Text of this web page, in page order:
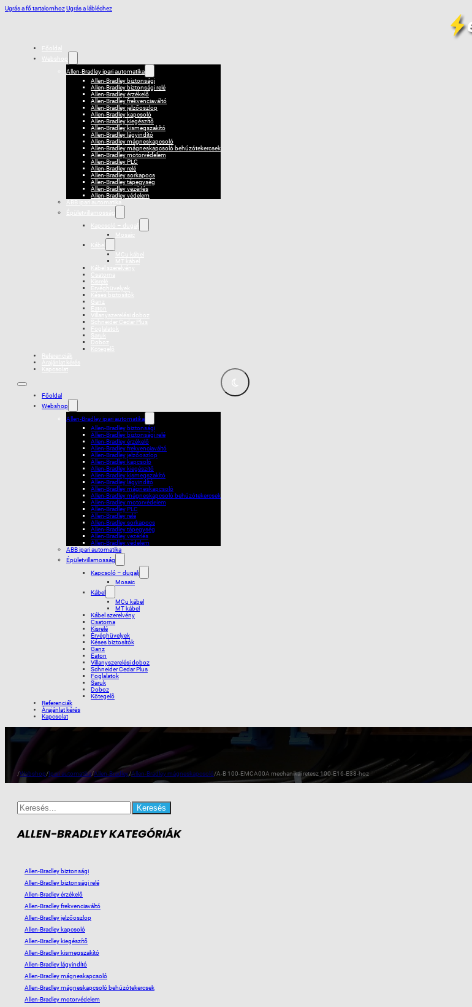
Ugrás a fő tartalomhozUgrás a lábléchez
Főoldal
Webshop
Allen-Bradley ipari automatika
Allen-Bradley biztonsági
Allen-Bradley biztonsági relé
Allen-Bradley érzékelő
Allen-Bradley frekvenciaváltó
Allen-Bradley jelzőoszlop
Allen-Bradley kapcsoló
Allen-Bradley kiegészítő
Allen-Bradley kismegszakító
Allen-Bradley lágyindító
Allen-Bradley mágneskapcsoló
Allen-Bradley mágneskapcsoló behúzótekercsek
Allen-Bradley motorvédelem
Allen-Bradley PLC
Allen-Bradley relé
Allen-Bradley sorkapocs
Allen-Bradley tápegység
Allen-Bradley vezérlés
Allen-Bradley védelem
ABB ipari automatika
Épületvillamosság
Kapcsoló – dugalj
Mosaic
Kábel
MCu kábel
MT kábel
Kábel szerelvény
Csatorna
Kisrelé
Érvéghüvelyek
Késes biztosítók
Ganz
Eaton
Villanyszerelési doboz
Schneider Cedar Plus
Foglalatok
Saruk
Doboz
Kötegelõ
Referenciák
Árajánlat kérés
Kapcsolat
Főoldal
Webshop
Allen-Bradley ipari automatika
Allen-Bradley biztonsági
Allen-Bradley biztonsági relé
Allen-Bradley érzékelő
Allen-Bradley frekvenciaváltó
Allen-Bradley jelzőoszlop
Allen-Bradley kapcsoló
Allen-Bradley kiegészítő
Allen-Bradley kismegszakító
Allen-Bradley lágyindító
Allen-Bradley mágneskapcsoló
Allen-Bradley mágneskapcsoló behúzótekercsek
Allen-Bradley motorvédelem
Allen-Bradley PLC
Allen-Bradley relé
Allen-Bradley sorkapocs
Allen-Bradley tápegység
Allen-Bradley vezérlés
Allen-Bradley védelem
ABB ipari automatika
Épületvillamosság
Kapcsoló – dugalj
Mosaic
Kábel
MCu kábel
MT kábel
Kábel szerelvény
Csatorna
Kisrelé
Érvéghüvelyek
Késes biztosítók
Ganz
Eaton
Villanyszerelési doboz
Schneider Cedar Plus
Foglalatok
Saruk
Doboz
Kötegelõ
Referenciák
Árajánlat kérés
Kapcsolat
/Webshop/Ipari automatika/Allen-Bradley/Allen-Bradley mágneskapcsoló/A-B 100-EMCA00A mechanikai retesz 100-E16-E38-hoz
Search
for:
ALLEN-BRADLEY KATEGÓRIÁK
Allen-Bradley biztonsági
Allen-Bradley biztonsági relé
Allen-Bradley érzékelő
Allen-Bradley frekvenciaváltó
Allen-Bradley jelzőoszlop
Allen-Bradley kapcsoló
Allen-Bradley kiegészítő
Allen-Bradley kismegszakító
Allen-Bradley lágyindító
Allen-Bradley mágneskapcsoló
Allen-Bradley mágneskapcsoló behúzótekercsek
Allen-Bradley motorvédelem